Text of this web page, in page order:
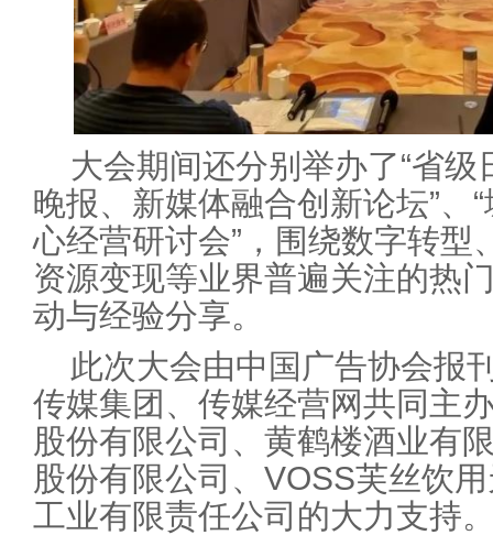
大会期间还分别举办了“省级
晚报、新媒体融合创新论坛”、
心经营研讨会”，围绕数字转型
资源变现等业界普遍关注的热
动与经验分享。
此次大会由中国广告协会报
传媒集团、传媒经营网共同主
股份有限公司、黄鹤楼酒业有
股份有限公司、VOSS芙丝饮
工业有限责任公司的大力支持